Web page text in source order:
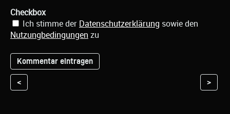
Checkbox
Ich stimme der Datenschutzerklärung sowie den
Nutzungbedingungen zu
< >